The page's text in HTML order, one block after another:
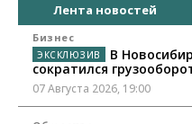
Лента новостей
Бизнес
В
сократился
07 Августа 2026, 19:00